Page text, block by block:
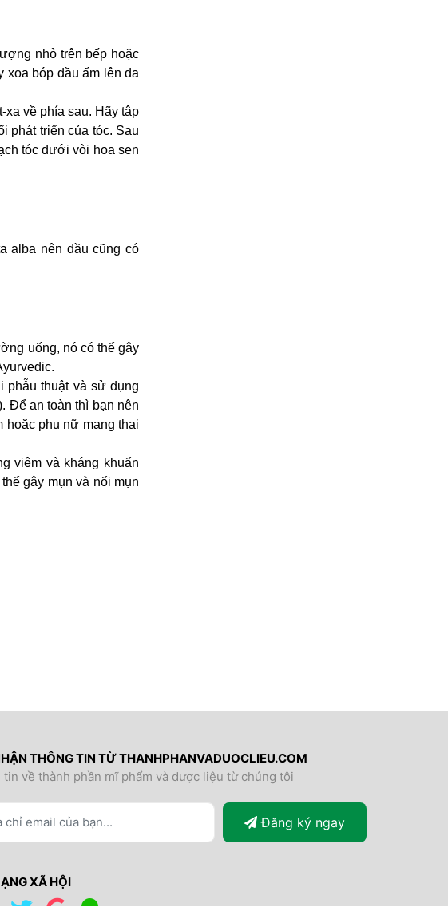
nhỏ trên bếp hoặc
xoa bóp dầu ấm lên da
xa về phía sau. Hãy tập
phát triển của tóc. Sau
tóc dưới vòi hoa sen
alba nên dầu cũng có
uống, nó có thể gây
thuật và sử dụng
Để an toàn thì bạn nên
hoặc phụ nữ mang thai
viêm và kháng khuẩn
gây mụn và nổi mụn
THÔNG TIN TỪ THANHPHANVADUOCLIEU.COM
tin về thành phần mĩ phẩm và dược liệu từ chúng tôi
Đăng ký ngay
XÃ HỘI